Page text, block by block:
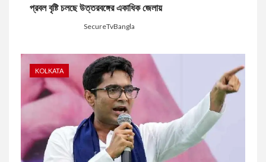
প্রবল বৃষ্টি চলছে উত্তরবঙ্গের একাধিক জেলায়
SecureTvBangla
KOLKATA